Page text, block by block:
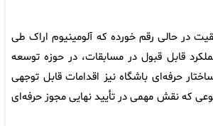
در حالی رقم خورده که آلومینیوم اراک طی
قابل قبول در مسابقات، در حوزه توسعه
حرفه‌ای باشگاه نیز اقدامات قابل توجهی
که نقش مهمی در تأیید نهایی مجوز حرفه‌ای